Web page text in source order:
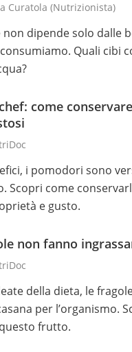
Curatola (nutrizionista)
dipende solo dalle
Quali cibi
come
i pomodori sono
Scopri come
e gusto.
non fanno
della dieta, le
per l’organismo.
frutto.